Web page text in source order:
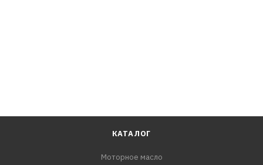
КАТАЛОГ
Моторное масло